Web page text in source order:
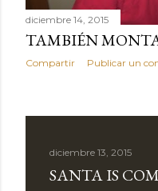
diciembre 14, 2015
TAMBIÉN
Compartir Publicar un
diciembre 13, 2015
SANTA IS